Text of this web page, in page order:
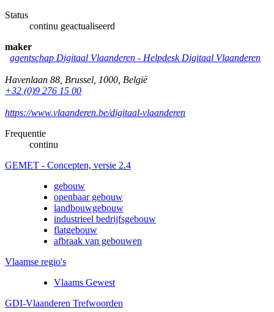
Status
continu geactualiseerd
maker
agentschap Digitaal Vlaanderen - Helpdesk Digitaal Vlaanderen
Havenlaan 88 Brussel 1000 België
+32 (0)9 276 15 00
https://www.vlaanderen.be/digitaal-vlaanderen
Frequentie
continu
GEMET - Concepten, versie 2.4
gebouw
openbaar gebouw
landbouwgebouw
industrieel bedrijfsgebouw
flatgebouw
afbraak van gebouwen
Vlaamse regio's
Vlaams Gewest
GDI-Vlaanderen Trefwoorden